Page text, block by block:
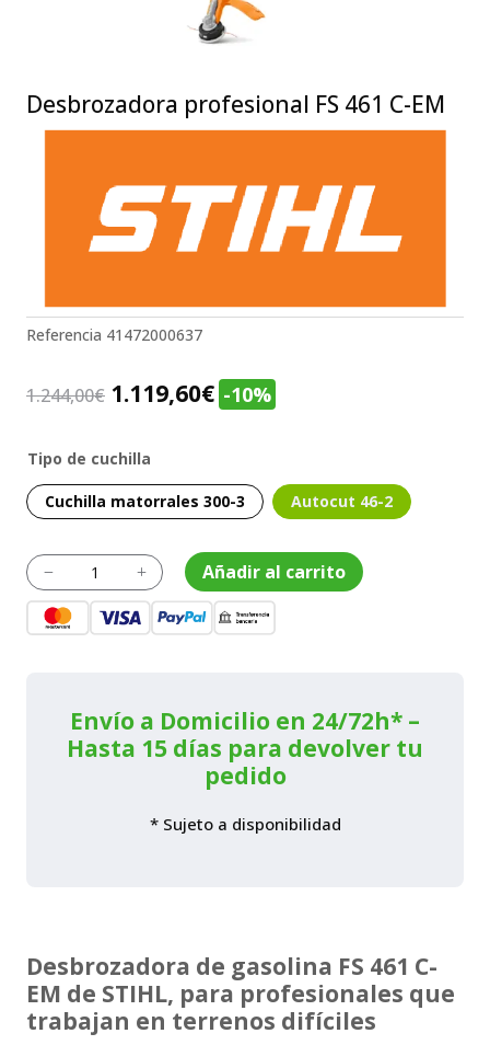
Desbrozadora profesional FS 461 C-EM
Referencia 41472000637
1.244,00€ 1.119,60€ -10%
Tipo de cuchilla
Cuchilla matorrales 300-3 Autocut 46-2
K
Desbrozadora
profesional
FS
461
L Añadir al carrito
Envío a Domicilio en 24/72h* –
Hasta 15 días para devolver tu
pedido
* Sujeto a disponibilidad
Desbrozadora de gasolina FS 461 C-
EM de STIHL, para profesionales que
trabajan en terrenos difíciles